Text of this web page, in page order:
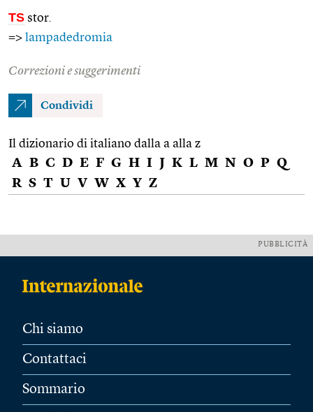
TS stor.
=> lampadedromia
Correzioni e suggerimenti
Condividi
Il dizionario di italiano dalla a alla z
A B C D E F G H I J K L M N O P Q
R S T U V W X Y Z
PUBBLICITÀ
Chi siamo
Contattaci
Sommario